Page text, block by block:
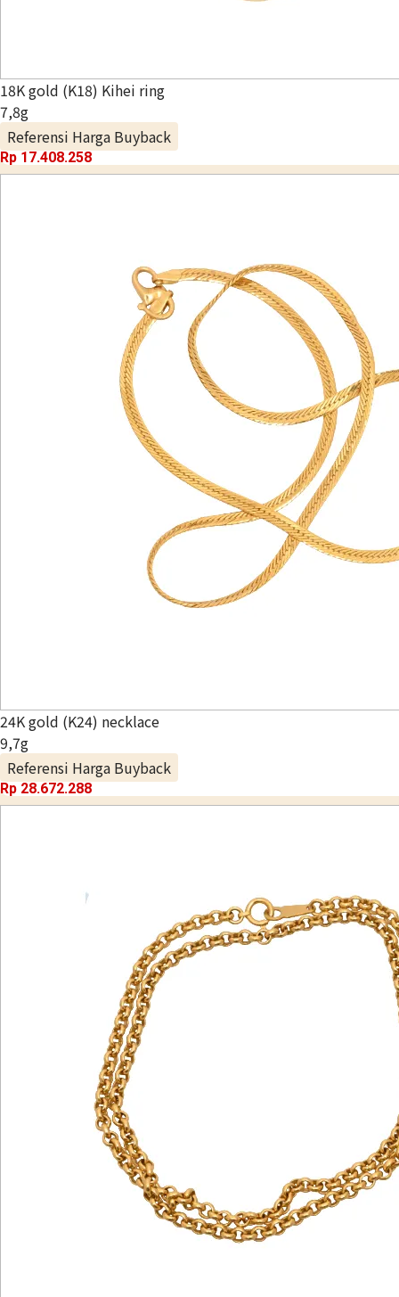
18K gold (K18) Kihei ring
7,8g
Referensi Harga Buyback
Rp 17.408.258
24K gold (K24) necklace
9,7g
Referensi Harga Buyback
Rp 28.672.288